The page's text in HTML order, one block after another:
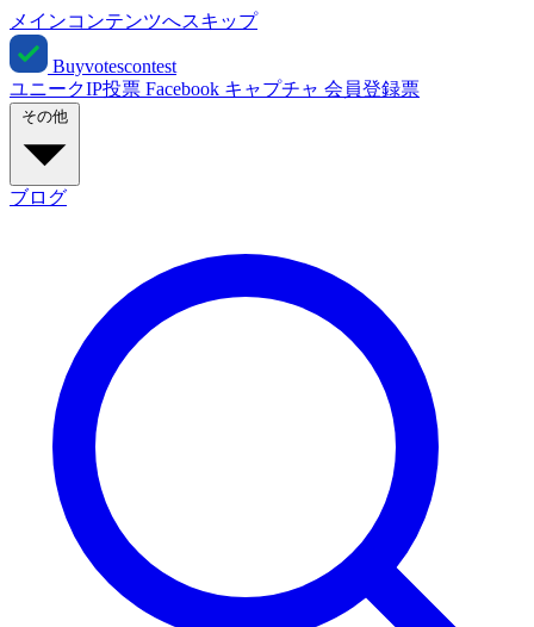
メインコンテンツへスキップ
Buyvotescontest
ユニークIP投票 Facebook キャプチャ 会員登録票
ブログ